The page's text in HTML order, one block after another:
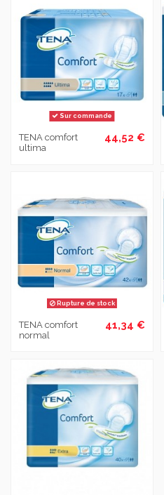
Sur commande
TENA comfort
ultima
44,52 €
Rupture de stock
TENA comfort
normal
41,34 €